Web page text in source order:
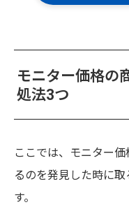
モニター価格の
処法3つ
ここでは、モニター
るのを発見した時に
す。